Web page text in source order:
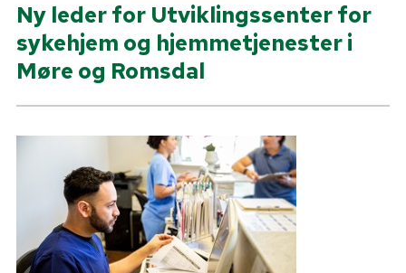
Ny leder for Utviklingssenter for
sykehjem og hjemmetjenester i
Møre og Romsdal